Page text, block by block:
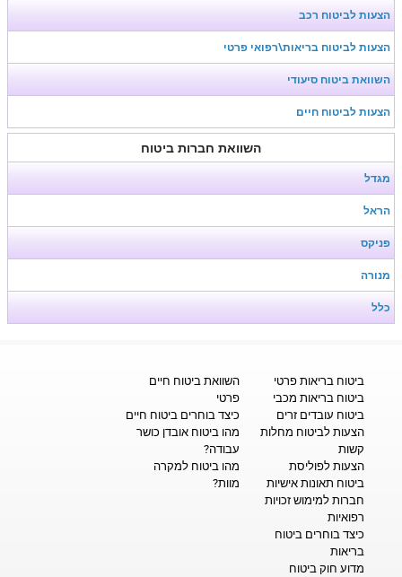
הצעות לביטוח רכב
הצעות לביטוח בריאות\רפואי פרטי
השוואת ביטוח סיעודי
הצעות לביטוח חיים
השוואת חברות ביטוח
מגדל
הראל
פניקס
מנורה
כלל
ביטוח בריאות פרטי
ביטוח בריאות מכבי
ביטוח עובדים זרים
הצעות לביטוח מחלות
קשות
הצעות לפוליסת
ביטוח תאונות אישיות
חברות למימוש זכויות
רפואיות
כיצד בוחרים ביטוח
בריאות
מדוע חוק ביטוח
השוואת ביטוח חיים
פרטי
כיצד בוחרים ביטוח חיים
מהו ביטוח אובדן כושר
עבודה?
מהו ביטוח למקרה
מוות?